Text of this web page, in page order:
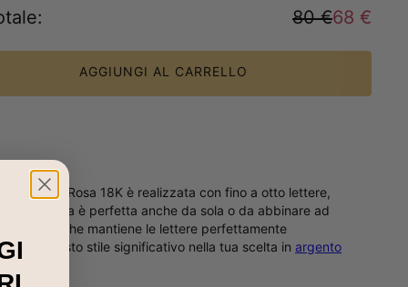
: 80 €68 €
AGGIUNGI AL CARRELLO
Oro Rosa 18K è realizzata con fino a otto lettere,
collana è perfetta anche da sola o da abbinare ad
rolo che mantiene le lettere perfettamente
questo stile significativo nella tua scelta in argento